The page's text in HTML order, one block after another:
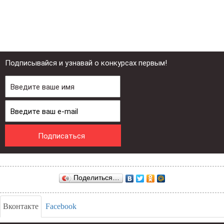
Подписывайся и узнавай о конкурсах первым!
Поделиться…
Вконтакте Facebook